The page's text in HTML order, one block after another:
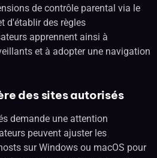
de contrôle parental via le
d'établir des règles
apprennent ainsi à
et à adopter une navigation
des sites autorisés
demande une attention
peuvent ajuster les
sur Windows ou macOS pour